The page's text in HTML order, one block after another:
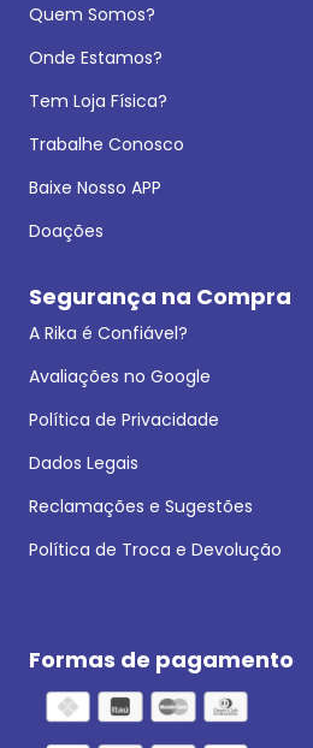
Quem Somos?
Onde Estamos?
Tem Loja Física?
Trabalhe Conosco
Baixe Nosso APP
Doações
Segurança na Compra
A Rika é Confiável?
Avaliações no Google
Política de Privacidade
Dados Legais
Reclamações e Sugestões
Política de Troca e Devolução
Formas de pagamento